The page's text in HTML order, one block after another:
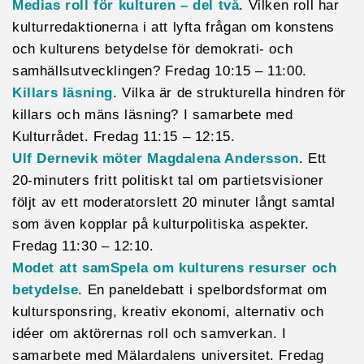
Medias roll för kulturen – del två. Vilken roll har
kulturredaktionerna i att lyfta frågan om konstens
och kulturens betydelse för demokrati- och
samhällsutvecklingen? Fredag 10:15 – 11:00.
Killars läsning. Vilka är de strukturella hindren för
killars och mäns läsning? I samarbete med
Kulturrådet. Fredag 11:15 – 12:15.
Ulf Dernevik möter Magdalena Andersson. Ett
20-minuters fritt politiskt tal om partietsvisioner
följt av ett moderatorslett 20 minuter långt samtal
som även kopplar på kulturpolitiska aspekter.
Fredag 11:30 – 12:10.
Modet att samSpela om kulturens resurser och
betydelse. En paneldebatt i spelbordsformat om
kultursponsring, kreativ ekonomi, alternativ och
idéer om aktörernas roll och samverkan. I
samarbete med Mälardalens universitet. Fredag